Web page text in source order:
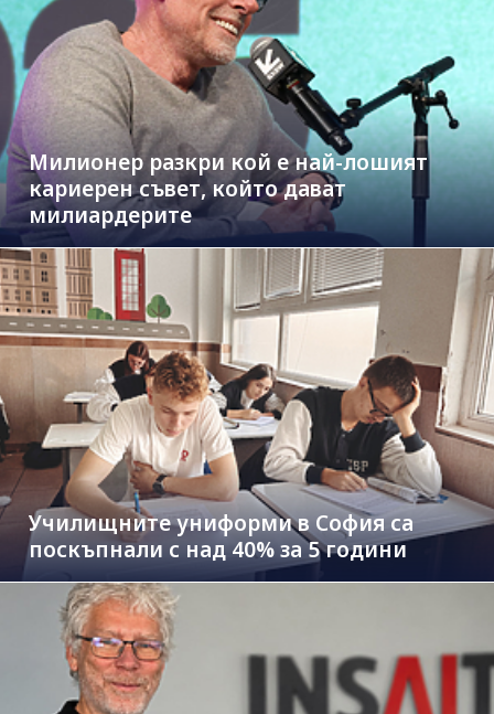
Милионер разкри кой е най-лошият
кариерен съвет, който дават
милиардерите
Училищните униформи в София са
поскъпнали с над 40% за 5 години